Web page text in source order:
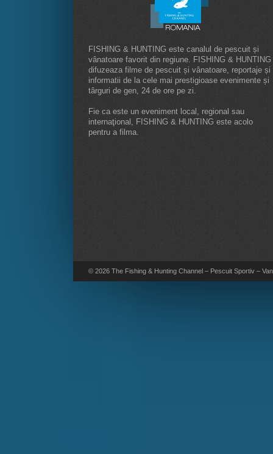
FISHING & HUNTING este canalul de pescuit și
vânatoare favorit din regiune. FISHING & HUNTING
difuzeaza filme de pescuit și vânatoare, reportaje și
informatii de la cele mai prestigioase evenimente și
târguri de gen, 24 de ore pe zi.
Fie ca este un eveniment local, regional sau
internaţional, FISHING & HUNTING este acolo
pentru a filma.
© 2026 The Fishing & Hunting Channel – Pescuit Sportiv –